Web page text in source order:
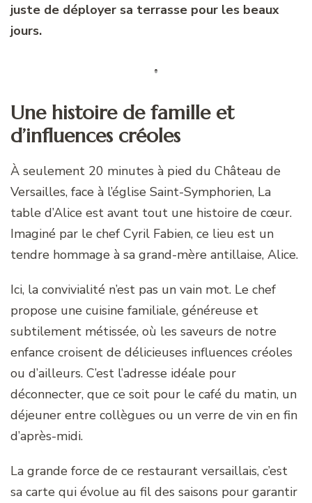
juste de déployer sa terrasse pour les beaux
jours.
Une histoire de famille et
d’influences créoles
À seulement 20 minutes à pied du Château de
Versailles, face à l’église Saint-Symphorien, La
table d’Alice est avant tout une histoire de cœur.
Imaginé par le chef Cyril Fabien, ce lieu est un
tendre hommage à sa grand-mère antillaise, Alice.
Ici, la convivialité n’est pas un vain mot. Le chef
propose une cuisine familiale, généreuse et
subtilement métissée, où les saveurs de notre
enfance croisent de délicieuses influences créoles
ou d’ailleurs. C’est l’adresse idéale pour
déconnecter, que ce soit pour le café du matin, un
déjeuner entre collègues ou un verre de vin en fin
d’après-midi.
La grande force de ce restaurant versaillais, c’est
sa carte qui évolue au fil des saisons pour garantir